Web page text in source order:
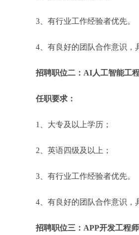
3、有行业工作经验者优先。
4、有良好的团队合作意识，
招聘职位二：AI人工智能工
任职要求：
1、大专及以上学历；
2、英语四级及以上；
3、有行业工作经验者优先。
4、有良好的团队合作意识，
招聘职位三：APP开发工程师